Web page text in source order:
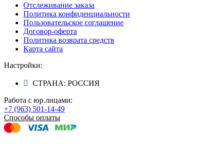
Отслеживание заказа
Политика конфиденциальности
Пользовательское соглашение
Договор-оферта
Политика возврата средств
Карта сайта
Настройки:
СТРАНА: РОССИЯ
Работа с юр.лицами:
+7 (963) 501-14-49
Способы оплаты